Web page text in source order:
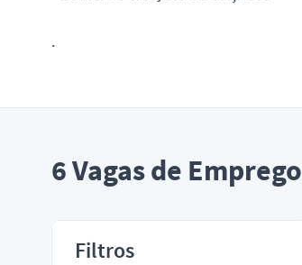
.
6Vagas de Emprego
Filtros